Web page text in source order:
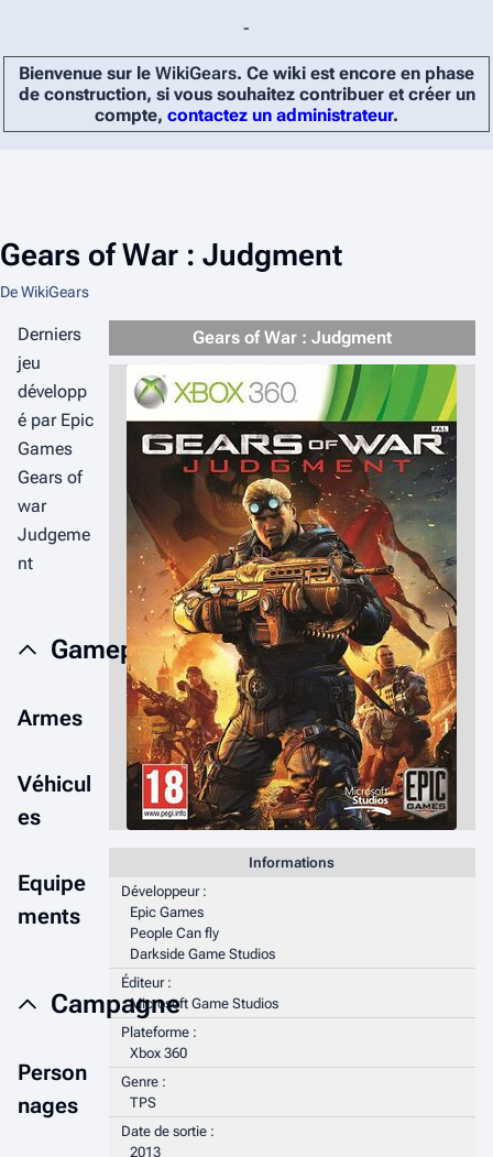
-
Bienvenue sur le WikiGears. Ce wiki est encore en phase
de construction, si vous souhaitez contribuer et créer un
compte, contactez un administrateur.
Gears of War : Judgment
De WikiGears
Gears of War : Judgment
Informations
Développeur :
Epic Games
People Can fly
Darkside Game Studios
Éditeur :
Microsoft Game Studios
Plateforme :
Xbox 360
Genre :
TPS
Date de sortie :
2013
Derniers
jeu
développ
é par Epic
Games
Gears of
war
Judgeme
nt
Gameplay
Armes
Véhicul
es
Equipe
ments
Campagne
Person
nages